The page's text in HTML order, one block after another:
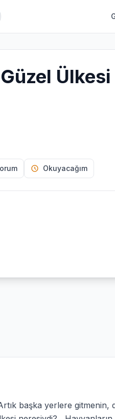
Ülkesi
Okuyacağım
başka yerlere gitmenin,